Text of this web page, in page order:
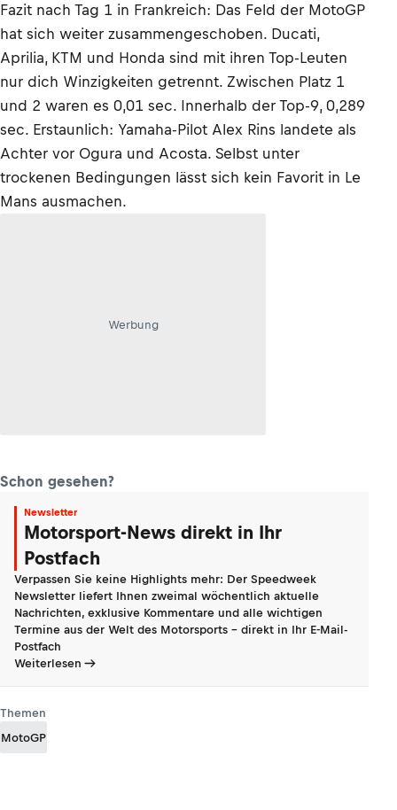
Fazit nach Tag 1 in Frankreich: Das Feld der MotoGP
hat sich weiter zusammengeschoben. Ducati,
Aprilia, KTM und Honda sind mit ihren Top-Leuten
nur dich Winzigkeiten getrennt. Zwischen Platz 1
und 2 waren es 0,01 sec. Innerhalb der Top-9, 0,289
sec. Erstaunlich: Yamaha-Pilot Alex Rins landete als
Achter vor Ogura und Acosta. Selbst unter
trockenen Bedingungen lässt sich kein Favorit in Le
Mans ausmachen.
Werbung
Schon gesehen?
Newsletter
Motorsport-News direkt in Ihr
Postfach
Verpassen Sie keine Highlights mehr: Der Speedweek
Newsletter liefert Ihnen zweimal wöchentlich aktuelle
Nachrichten, exklusive Kommentare und alle wichtigen
Termine aus der Welt des Motorsports - direkt in Ihr E-Mail-
Postfach
Weiterlesen
Themen
MotoGP